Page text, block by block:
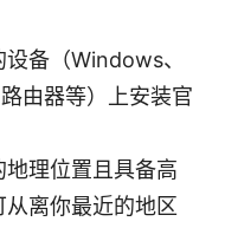
备（Windows、
由器等）上安装官
理位置且具备高
离你最近的地区